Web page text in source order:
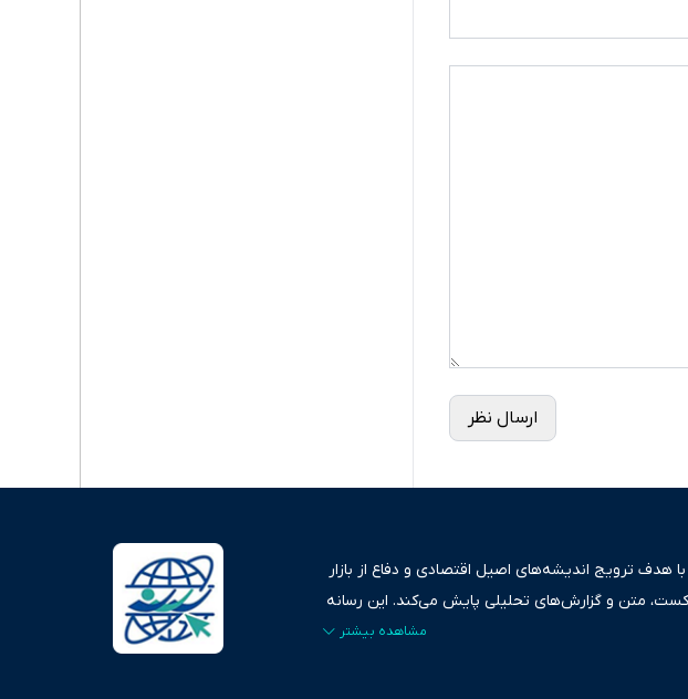
ارسال نظر
هدف ترویج اندیشه‌های اصیل اقتصادی و دفاع از بازار
متن و گزارش‌های تحلیلی پایش می‌کند. این رسانه
به تبیین سیاست‌ها و کارکردهای بازارهای مالی،